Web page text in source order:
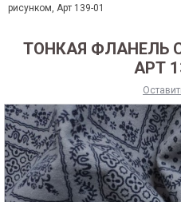
рисунком, Арт 139-01
ТОНКАЯ ФЛАНЕЛЬ
АРТ